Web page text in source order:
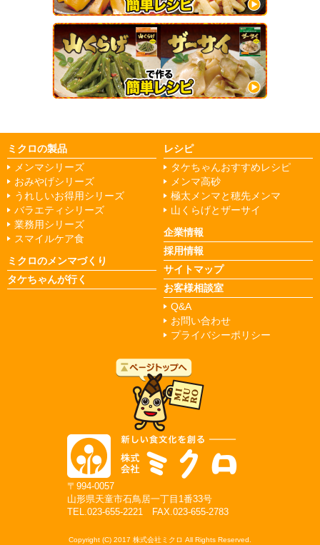
ミクロの製品
メンマシリーズ
おみやげシリーズ
うれしいお得用シリーズ
バラエティシリーズ
業務用シリーズ
スマイルケア食
ミクロのメンマづくり
タケちゃんが行く
レシピ
タケちゃんおすすめレシピ
メンマ高砂
極太メンマと穂先メンマ
山くらげとザーサイ
企業情報
採用情報
サイトマップ
お客様相談室
Q&A
お問い合わせ
プライバシーポリシー
〒994-0057
山形県天童市石鳥居一丁目1番33号
TEL.023-655-2221 FAX.023-655-2783
Copyright (C) 2017 株式会社ミクロ All Rights Reserved.